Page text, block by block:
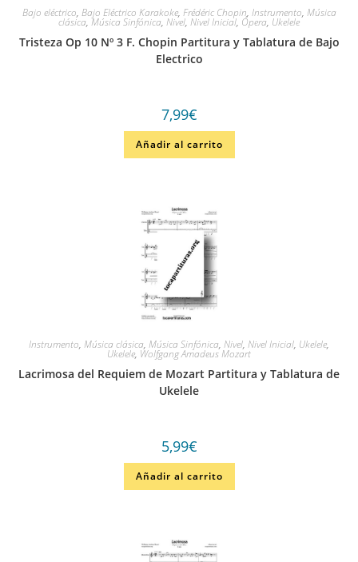
Bajo eléctrico, Bajo Eléctrico Karakoke, Frédéric Chopin, Instrumento, Música
clásica, Música Sinfónica, Nivel, Nivel Inicial, Ópera, Ukelele
Tristeza Op 10 Nº 3 F. Chopin Partitura y Tablatura de Bajo
Electrico
7,99€
Añadir al carrito
Instrumento, Música clásica, Música Sinfónica, Nivel, Nivel Inicial, Ukelele,
Ukelele, Wolfgang Amadeus Mozart
Lacrimosa del Requiem de Mozart Partitura y Tablatura de
Ukelele
5,99€
Añadir al carrito